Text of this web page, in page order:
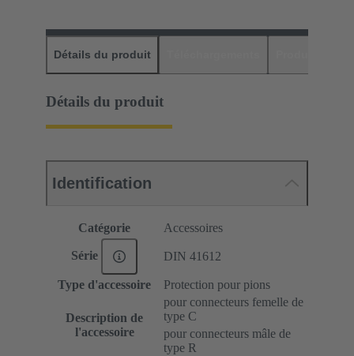
Détails du produit
Détails du produit
Identification
Catégorie Accessoires
Série DIN 41612
Type d'accessoire Protection pour pions
Description de
l'accessoire
pour connecteurs femelle de
type C
pour connecteurs mâle de
type R